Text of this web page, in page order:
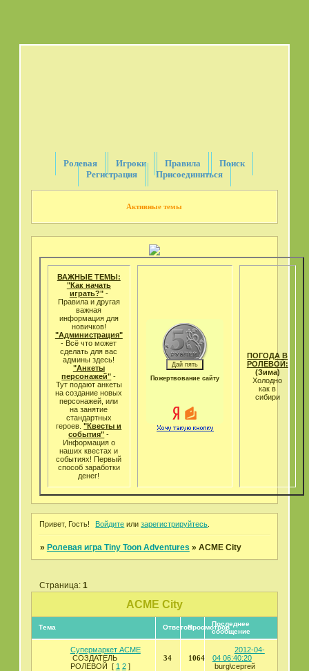
Ролевая Игроки Правила
Поиск
Регистрация
Присоединиться
Активные темы
ВАЖНЫЕ ТЕМЫ:
"Как начать
играть?"-
Правила и другая
важная
информация для
новичков!
"Администрация"
- Всё что может
cделать для вас
админы здесь!
"Анкеты
персонажей" -
Тут подают анкеты
на создание новых
персонажей, или
на занятие
стандартных
героев."Квесты и
события" -
Информация о
наших квестах и
событиях! Первый
способ заработки
денег!
Пожертвование сайту
ПОГОДА В
РОЛЕВОЙ:
(Зима)
Холодно
как в
сибири
Привет, Гость! Войдите илизарегистрируйтесь
» Ролевая игра Tiny Toon Adventures » ACME City
ACME City
Страница: 1
Тема ОтветовПросмотровПоследнее
сообщение
Супермаркет АСМЕ
СОЗДАТЕЛЬ
РОЛЕВОЙ [ 1 2 ]
34 1064
2012-04-
04 06:40:20
burg\сергей